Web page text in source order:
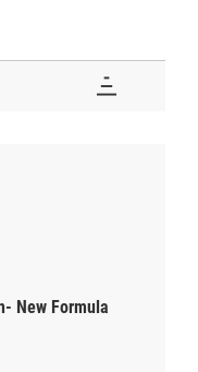
New Formula